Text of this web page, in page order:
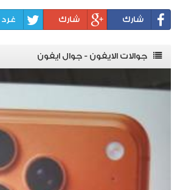
شارك شارك غرد
جوالات الايفون - جوال ايفون